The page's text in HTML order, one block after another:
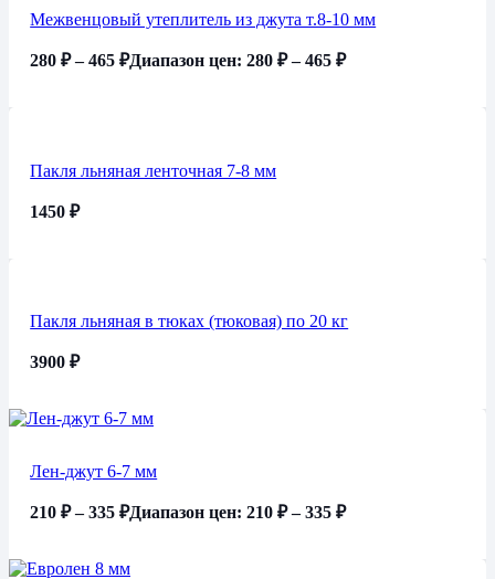
Межвенцовый утеплитель из джута т.8-10 мм
280₽ – 465₽Диапазон цен: 280 ₽ – 465 ₽
Пакля льняная ленточная 7-8 мм
1450₽
Пакля льняная в тюках (тюковая) по 20 кг
3900₽
Лен-джут 6-7 мм
210₽ – 335₽Диапазон цен: 210 ₽ – 335 ₽